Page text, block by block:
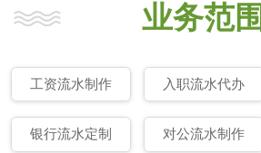
业务范围
工资流水制作 入职流水代办
银行流水定制 对公流水制作